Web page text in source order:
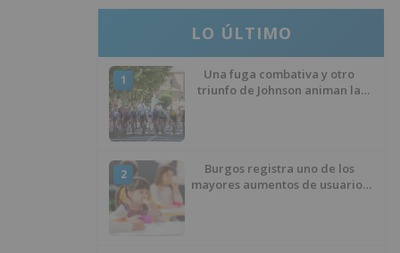
LO ÚLTIMO
1
Una fuga combativa y otro
triunfo de Johnson animan la
2
Burgos registra uno de los
mayores aumentos de usuarios